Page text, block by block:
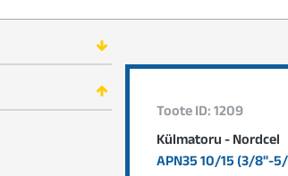
Toote ID: 1209
Külmatoru - Nordcel
APN35 10/15 (3/8"-